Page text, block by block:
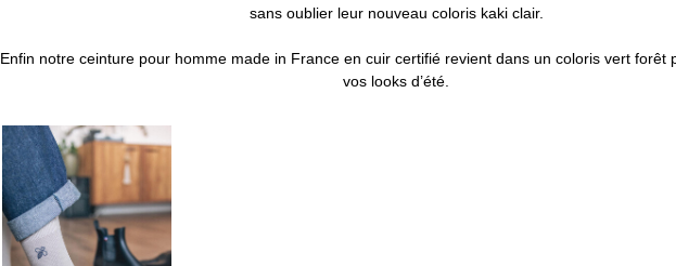
sans oublier leur nouveau coloris kaki clair.
Enfin notre ceinture pour homme made in France en cuir certifié revient dans un coloris vert forêt
vos looks d’été.